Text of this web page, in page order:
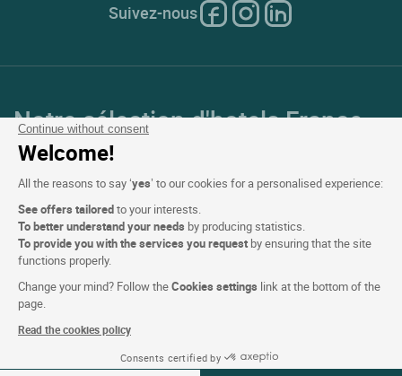
Continue without consent
Welcome!
All the reasons to say ‘yes’ to our cookies for a personalised experience:
See offers tailoredto your interests.
To better understand your needs by producing statistics.
To provide you with the services you request by ensuring that the site
functions properly.
Change your mind? Follow theCookies settings link at the bottom of the
page.
Read the cookies policy
Consents certified by
Suivez-nous
Notre sélection d'hotels France
et en Europe
Top Pays
Top Régions
Top Villes
Top Hotels